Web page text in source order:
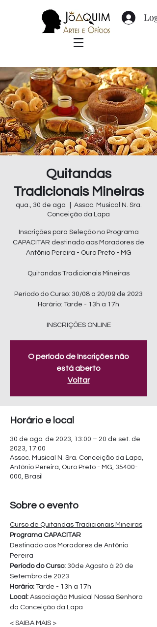
Quitandas
Tradicionais Mineiras
qua., 30 de ago.
Assoc. Musical N. Sra.
Conceição da Lapa
Inscrições para Seleção no Programa
CAPACITAR destinado aos Moradores de
Antônio Pereira - Ouro Preto - MG
Quitandas Tradicionais Mineiras
Período do Curso: 30/08 a 20/09 de 2023
Horário: Tarde - 13h a 17h
INSCRIÇÕES ONLINE
O período de Inscrições não
está aberto
Voltar
Horário e local
30 de ago. de 2023, 13:00 – 20 de set. de
2023, 17:00
Assoc. Musical N. Sra. Conceição da Lapa,
Antônio Pereira, Ouro Preto - MG, 35400-
000, Brasil
Sobre o evento
Curso de Quitandas Tradicionais Mineiras
Programa CAPACITAR
Destinado aos Moradores de Antônio
Pereira
Período do Curso: 30de Agosto à 20 de
Setembro de 2023
Horário: Tarde - 13h a 17h
Local: Associação Musical Nossa Senhora
da Conceição da Lapa
< SAIBA MAIS >